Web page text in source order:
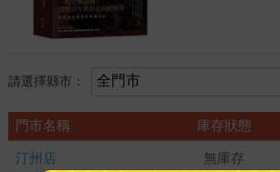
請選擇縣市：
門市名稱 庫存狀態
汀州店 無庫存